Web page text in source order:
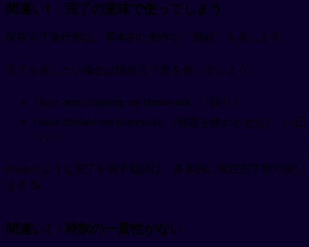
間違い1：完了の意味で使ってしまう
現在完了進行形は、基本的に動作の「継続」を表します。
完了を表したい場合は現在完了形を使いましょう。
I have been finishing my homework.（×誤り）
I have finished my homework.（宿題を終わらせた）（○正
しい）
finishのような完了を表す動詞は、基本的に現在完了形で使い
ます 📝
間違い2：時制の一貫性がない